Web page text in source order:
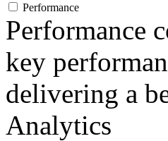
Performance
Performance
key
delivering a
Analytics